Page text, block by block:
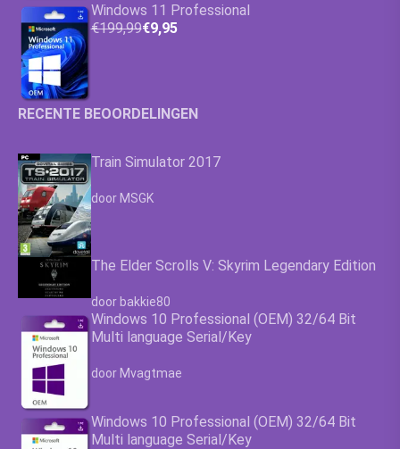
Windows 11 Professional
€199,99€9,95
RECENTE BEOORDELINGEN
Train Simulator 2017
Waardering
door MSGK
The Elder Scrolls V: Skyrim Legendary Edition
Waardering4.63
door bakkie80
Windows 10 Professional (OEM) 32/64 Bit
Multi language Serial/Key
Waardering4.63
door Mvagtmae
Windows 10 Professional (OEM) 32/64 Bit
Multi language Serial/Key